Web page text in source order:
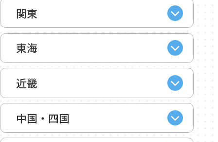
関東
東海
近畿
中国・四国